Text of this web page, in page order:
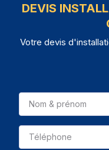
DEVIS
Votre devis